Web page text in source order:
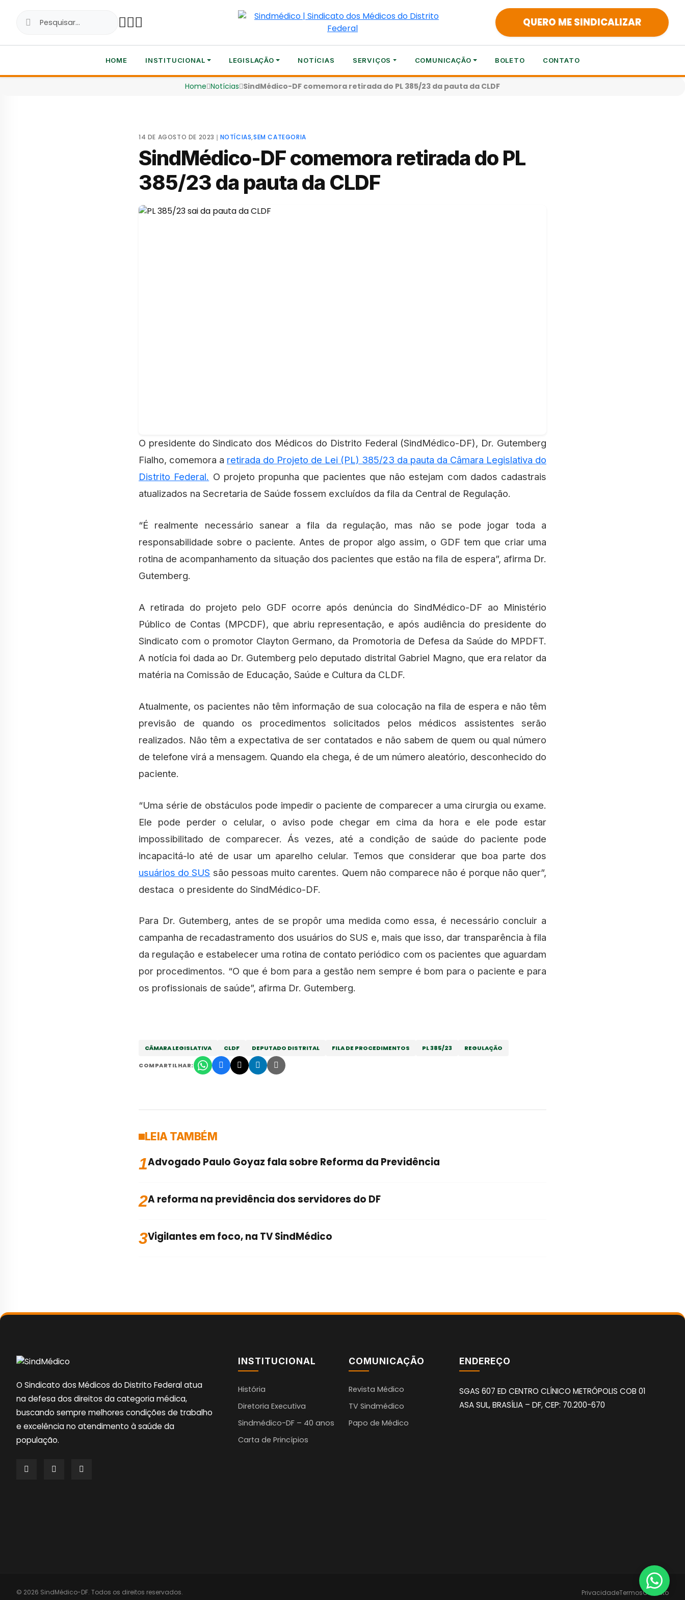
QUERO ME SINDICALIZAR
HOME INSTITUCIONAL LEGISLAÇÃO NOTÍCIAS SERVIÇOS COMUNICAÇÃO BOLETO CONTATO
Home Notícias SindMédico-DF comemora retirada do PL 385/23 da pauta da CLDF
14 DE AGOSTO DE 2023 ❘ NOTÍCIAS,SEM CATEGORIA
SindMédico-DF comemora retirada do PL
385/23 da pauta da CLDF
O presidente do Sindicato dos Médicos do Distrito Federal (SindMédico-DF), Dr. Gutemberg
Fialho, comemora a retirada do Projeto de Lei (PL) 385/23 da pauta da Câmara Legislativa do
Distrito Federal. O projeto propunha que pacientes que não estejam com dados cadastrais
atualizados na Secretaria de Saúde fossem excluídos da fila da Central de Regulação.
“É realmente necessário sanear a fila da regulação, mas não se pode jogar toda a
responsabilidade sobre o paciente. Antes de propor algo assim, o GDF tem que criar uma
rotina de acompanhamento da situação dos pacientes que estão na fila de espera”, afirma Dr.
Gutemberg.
A retirada do projeto pelo GDF ocorre após denúncia do SindMédico-DF ao Ministério
Público de Contas (MPCDF), que abriu representação, e após audiência do presidente do
Sindicato com o promotor Clayton Germano, da Promotoria de Defesa da Saúde do MPDFT.
A notícia foi dada ao Dr. Gutemberg pelo deputado distrital Gabriel Magno, que era relator da
matéria na Comissão de Educação, Saúde e Cultura da CLDF.
Atualmente, os pacientes não têm informação de sua colocação na fila de espera e não têm
previsão de quando os procedimentos solicitados pelos médicos assistentes serão
realizados. Não têm a expectativa de ser contatados e não sabem de quem ou qual número
de telefone virá a mensagem. Quando ela chega, é de um número aleatório, desconhecido do
paciente.
“Uma série de obstáculos pode impedir o paciente de comparecer a uma cirurgia ou exame.
Ele pode perder o celular, o aviso pode chegar em cima da hora e ele pode estar
impossibilitado de comparecer. Ás vezes, até a condição de saúde do paciente pode
incapacitá-lo até de usar um aparelho celular. Temos que considerar que boa parte dos
usuários do SUS são pessoas muito carentes. Quem não comparece não é porque não quer”,
destaca o presidente do SindMédico-DF.
Para Dr. Gutemberg, antes de se propôr uma medida como essa, é necessário concluir a
campanha de recadastramento dos usuários do SUS e, mais que isso, dar transparência à fila
da regulação e estabelecer uma rotina de contato periódico com os pacientes que aguardam
por procedimentos. “O que é bom para a gestão nem sempre é bom para o paciente e para
os profissionais de saúde”, afirma Dr. Gutemberg.
CÂMARA LEGISLATIVA CLDF DEPUTADO DISTRITAL FILA DE PROCEDIMENTOS PL 385/23 REGULAÇÃO
COMPARTILHAR:
LEIA TAMBÉM
1Advogado Paulo Goyaz fala sobre Reforma da Previdência
2A reforma na previdência dos servidores do DF
3Vigilantes em foco, na TV SindMédico
O Sindicato dos Médicos do Distrito Federal atua
na defesa dos direitos da categoria médica,
buscando sempre melhores condições de trabalho
e excelência no atendimento à saúde da
população.
INSTITUCIONAL
História
Diretoria Executiva
Sindmédico-DF – 40 anos
Carta de Princípios
COMUNICAÇÃO
Revista Médico
TV Sindmédico
Papo de Médico
ENDEREÇO
SGAS 607 ED CENTRO CLÍNICO METRÓPOLIS COB 01
ASA SUL, BRASÍLIA – DF, CEP: 70.200-670
© 2026 SindMédico-DF. Todos os direitos reservados. PrivacidadeTermosContato